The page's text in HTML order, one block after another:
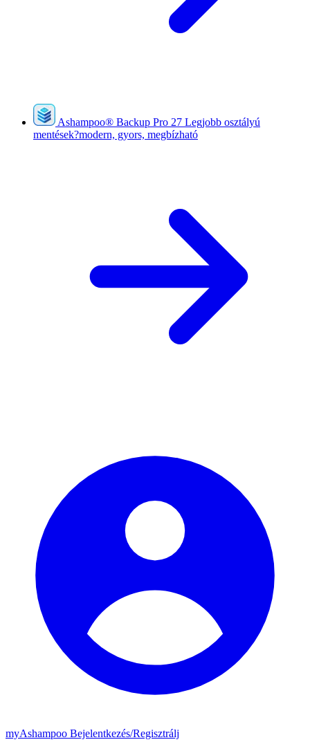
Ashampoo® Backup Pro 27 Legjobb osztályú
mentések?modern, gyors, megbízható
myAshampoo Bejelentkezés/Regisztrálj